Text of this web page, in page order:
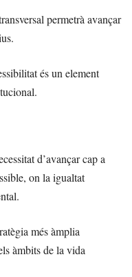
permetrà avançar
és un element
d’avançar cap a
on la igualtat
més àmplia
àmbits de la vida